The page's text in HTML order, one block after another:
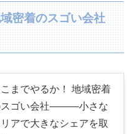
密着のスゴい会社
こまでやるか！ 地域密着
スゴい会社―――小さな
アで大きなシェアを取